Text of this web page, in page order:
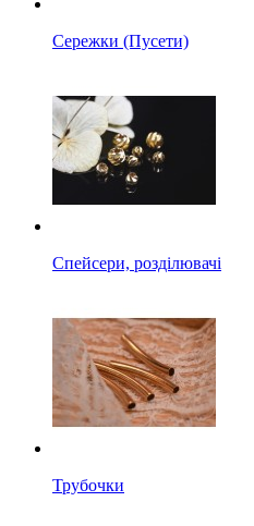
Сережки (Пусети)
Спейсери, розділювачі
Трубочки